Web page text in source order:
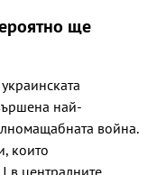
ще
най-
война.
които
в централните